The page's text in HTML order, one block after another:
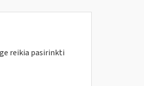
reikia pasirinkti